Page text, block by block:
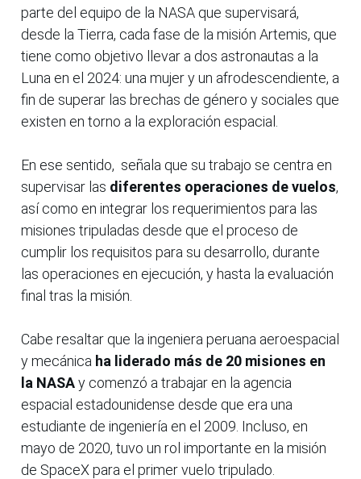
parte del equipo de la NASA que supervisará,
desde la Tierra, cada fase de la misión Artemis, que
tiene como objetivo llevar a dos astronautas a la
Luna en el 2024: una mujer y un afrodescendiente, a
fin de superar las brechas de género y sociales que
existen en torno a la exploración espacial.
En ese sentido, señala que su trabajo se centra en
supervisar las diferentes operaciones de vuelos,
así como en integrar los requerimientos para las
misiones tripuladas desde que el proceso de
cumplir los requisitos para su desarrollo, durante
las operaciones en ejecución, y hasta la evaluación
final tras la misión.
Cabe resaltar que la ingeniera peruana aeroespacial
y mecánica ha liderado más de 20 misiones en
la NASAy comenzó a trabajar en la agencia
espacial estadounidense desde que era una
estudiante de ingeniería en el 2009. Incluso, en
mayo de 2020, tuvo un rol importante en la misión
de SpaceX para el primer vuelo tripulado.